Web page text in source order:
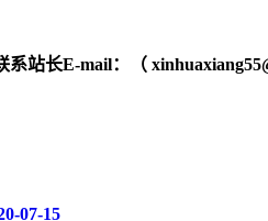
系站长E-mail：（
07-15